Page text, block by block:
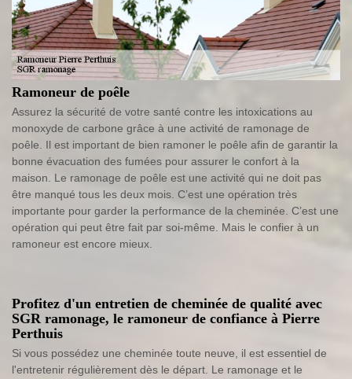
Ramoneur de poêle
Assurez la sécurité de votre santé contre les intoxications au
monoxyde de carbone grâce à une activité de ramonage de
poêle. Il est important de bien ramoner le poêle afin de garantir la
bonne évacuation des fumées pour assurer le confort à la
maison. Le ramonage de poêle est une activité qui ne doit pas
être manqué tous les deux mois. C’est une opération très
importante pour garder la performance de la cheminée. C’est une
opération qui peut être fait par soi-même. Mais le confier à un
ramoneur est encore mieux.
Profitez d'un entretien de cheminée de qualité avec
SGR ramonage, le ramoneur de confiance à Pierre
Perthuis
Si vous possédez une cheminée toute neuve, il est essentiel de
l'entretenir régulièrement dès le départ. Le ramonage et le